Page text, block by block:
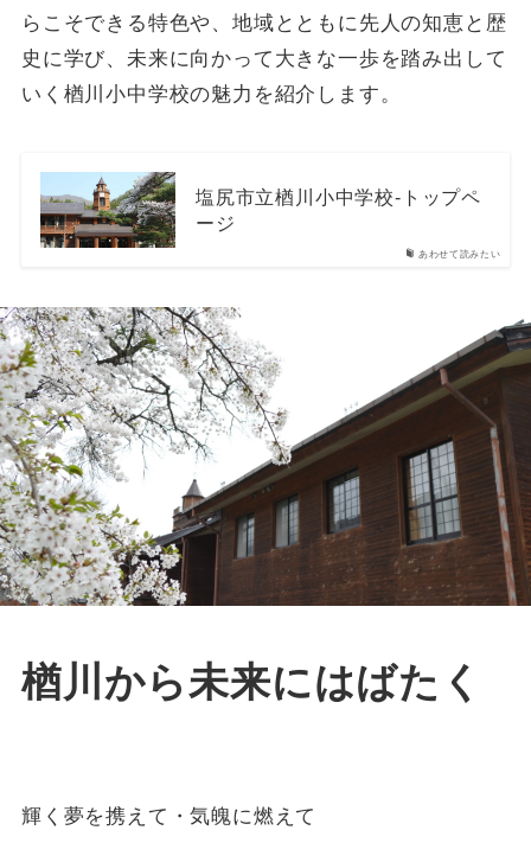
らこそできる特色や、地域とともに先人の知恵と歴
史に学び、未来に向かって大きな一歩を踏み出して
いく楢川小中学校の魅力を紹介します。
あわせて読みたい
塩尻市立楢川小中学校-トップペ
ージ
楢川から未来にはばたく
輝く夢を携えて・気魄に燃えて